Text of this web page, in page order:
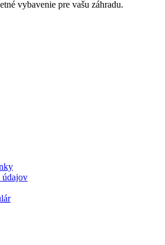
vybavenie pre vašu záhradu.
údajov